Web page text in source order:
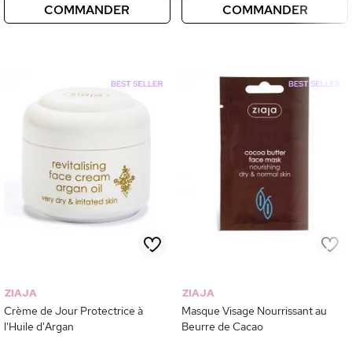
COMMANDER COMMANDER
ZIAJA
Crème de Jour Protectrice à
l'Huile d'Argan
ZIAJA
Masque Visage Nourrissant au
Beurre de Cacao